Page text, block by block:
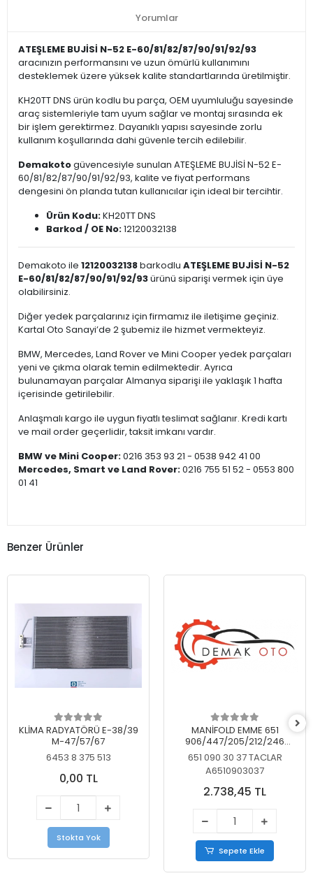
Yorumlar
ATEŞLEME BUJİSİ N-52 E-60/81/82/87/90/91/92/93
aracınızın performansını ve uzun ömürlü kullanımını
desteklemek üzere yüksek kalite standartlarında üretilmiştir.
KH20TT DNS ürün kodlu bu parça, OEM uyumluluğu sayesinde
araç sistemleriyle tam uyum sağlar ve montaj sırasında ek
bir işlem gerektirmez. Dayanıklı yapısı sayesinde zorlu
kullanım koşullarında dahi güvenle tercih edilebilir.
Demakotogüvencesiyle sunulan ATEŞLEME BUJİSİ N-52 E-
60/81/82/87/90/91/92/93, kalite ve fiyat performans
dengesini ön planda tutan kullanıcılar için ideal bir tercihtir.
Ürün Kodu:KH20TT DNS
Barkod / OE No:12120032138
Demakoto ile 12120032138barkodlu ATEŞLEME BUJİSİ N-52
E-60/81/82/87/90/91/92/93ürünü siparişi vermek için üye
olabilirsiniz.
Diğer yedek parçalarınız için firmamız ile iletişime geçiniz.
Kartal Oto Sanayi’de 2 şubemiz ile hizmet vermekteyiz.
BMW, Mercedes, Land Rover ve Mini Cooper yedek parçaları
yeni ve çıkma olarak temin edilmektedir. Ayrıca
bulunamayan parçalar Almanya siparişi ile yaklaşık 1 hafta
içerisinde getirilebilir.
Anlaşmalı kargo ile uygun fiyatlı teslimat sağlanır. Kredi kartı
ve mail order geçerlidir, taksit imkanı vardır.
BMW ve Mini Cooper:0216 353 93 21 - 0538 942 41 00
Mercedes, Smart ve Land Rover:0216 755 51 52 - 0553 800
01 41
Benzer Ürünler
KLİMA RADYATÖRÜ E-38/39
M-47/57/67
6453 8 375 513
0,00 TL
Stokta Yok
MANİFOLD EMME 651
906/447/205/212/246
KELEBEKSİZ
651 090 30 37 TACLAR
A6510903037
2.738,45 TL
Sepete Ekle